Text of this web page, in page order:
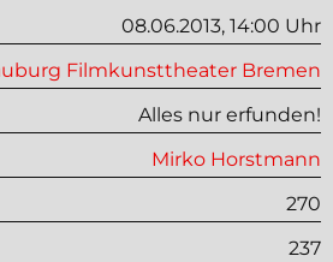
08.06.2013, 14:00 Uhr
Filmkunsttheater Bremen
Alles nur erfunden!
Mirko Horstmann
270
237